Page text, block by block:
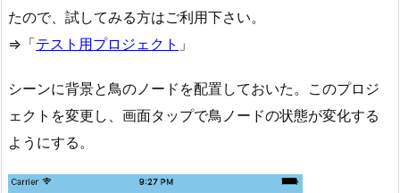
たので、試してみる方はご利用下さい。
⇒「テスト用プロジェクト 」
シーンに背景と鳥のノードを配置しておいた。このプロジ
ェクトを変更し、画面タップで鳥ノードの状態が変化する
ようにする。